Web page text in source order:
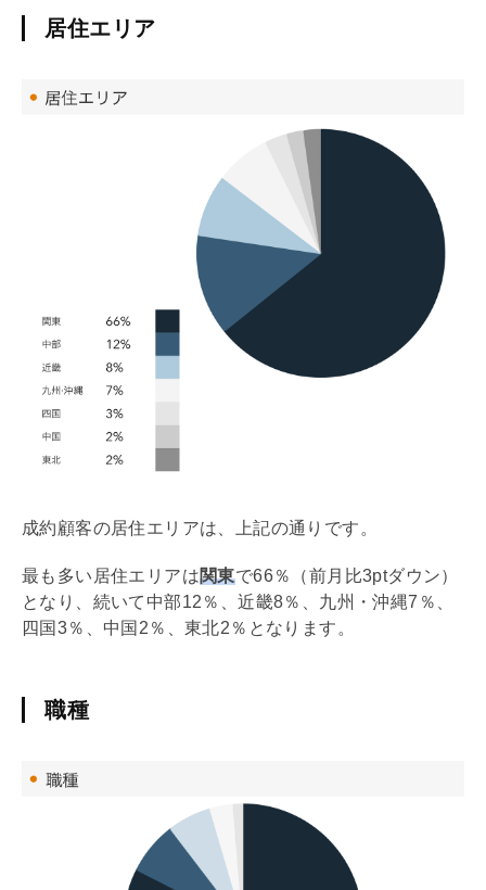
居住エリア
成約顧客の居住エリアは、上記の通りです。
最も多い居住エリアは関東で66％（前月比3ptダウン）
となり、続いて中部12％、近畿8％、九州・沖縄7％、
四国3％、中国2％、東北2％となります。
職種